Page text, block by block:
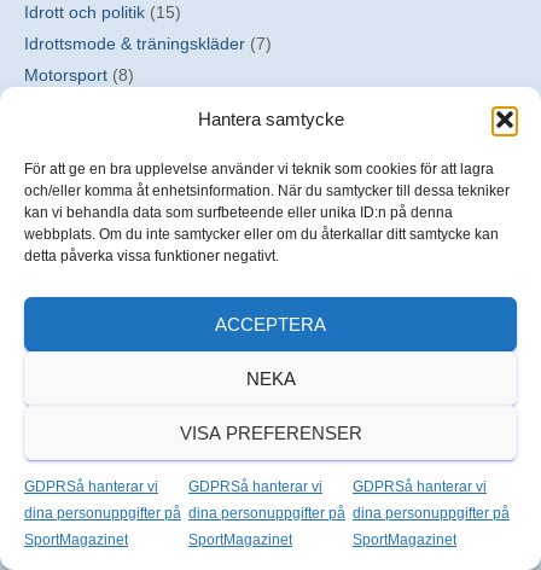
Hantera samtycke
För att ge en bra upplevelse använder vi teknik som cookies för att lagra
och/eller komma åt enhetsinformation. När du samtycker till dessa tekniker
kan vi behandla data som surfbeteende eller unika ID:n på denna
webbplats. Om du inte samtycker eller om du återkallar ditt samtycke kan
detta påverka vissa funktioner negativt.
ACCEPTERA
NEKA
VISA PREFERENSER
GDPRSå hanterar vi
dina personuppgifter på
SportMagazinet
GDPRSå hanterar vi
dina personuppgifter på
SportMagazinet
GDPRSå hanterar vi
dina personuppgifter på
SportMagazinet
Idrott och politik (15)
Idrottsmode & träningskläder (7)
Motorsport (8)
Sport i allmänhet(5)
Tennis(22)
Träning(4)
TV & media (21)
Ungdomsidrott(2)
Vad gör…(13)
Fotboll, tabeller och stora ligor
Fotbollen har en tydlig huvudroll på SMZ.se, med innehåll om allt
från Premier League och Champions League till
fotbolls-VM